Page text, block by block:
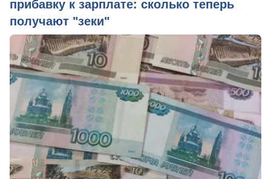
прибавку к зарплате: сколько теперь
получают "зеки"